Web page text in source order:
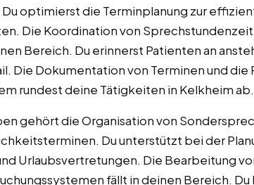
optimierst die Terminplanung zur
Die Koordination von
Bereich. Du erinnerst Patienten an
Die Dokumentation von Terminen und die
rundest deine Tätigkeiten in Kelkheim ab.
gehört die Organisation von
Du unterstützt bei der
Urlaubsvertretungen. Die Bearbeitung
fällt in deinen Bereich.